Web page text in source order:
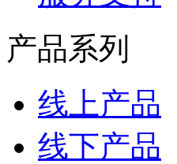
产品系列
线上产品
线下产品